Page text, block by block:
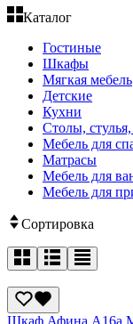
Каталог
Гостиные
Шкафы
Мягкая мебель
Детские
Кухни
Столы,
Мебель для
Матрасы
Мебель для
Мебель для
Сортировка
Шкаф Афина А16а